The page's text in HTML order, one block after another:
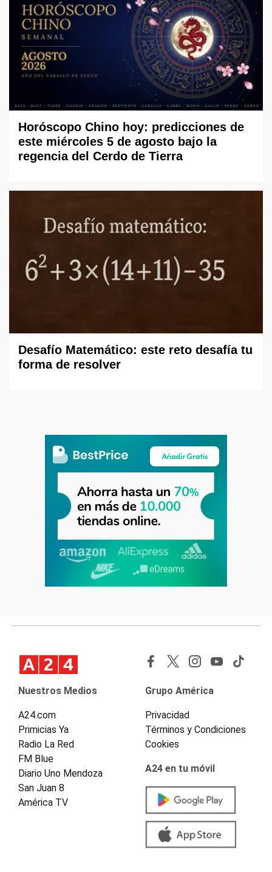
Horóscopo Chino hoy: predicciones de
este miércoles 5 de agosto bajo la
regencia del Cerdo de Tierra
Desafío Matemático: este reto desafía tu
forma de resolver
Nuestros Medios
A24.com
Primicias Ya
Radio La Red
FM Blue
Diario Uno Mendoza
San Juan 8
América TV
Grupo América
Privacidad
Términos y Condiciones
Cookies
A24 en tu móvil